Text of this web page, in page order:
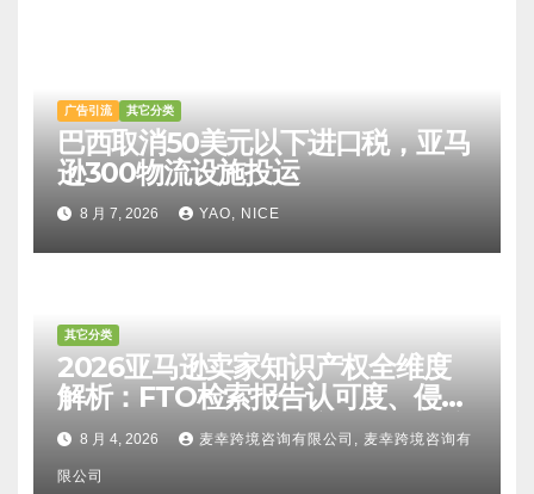
广告引流 其它分类
巴西取消50美元以下进口税，亚马
逊300物流设施投运
8 月 7, 2026 YAO, NICE
其它分类
2026亚马逊卖家知识产权全维度
解析：FTO检索报告认可度、侵权
比对区别、TRO应诉方法及服务商
甄选避坑全攻略
8 月 4, 2026 麦幸跨境咨询有限公司, 麦幸跨境咨询有
限公司